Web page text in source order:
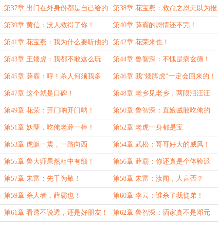
儿！
第37章 出门在外身份都是自己给的 第38章 花宝燕：救命之恩无以为报
第39章 黄信：没人救得了你！ 第40章 薛霸的恩情还不完！
第41章 花宝燕：我为什么要听他的
话？
第42章 花荣来也！
第43章 王矮虎：我都不敢这么玩
儿！
第44章 鲁智深：不愧是病玄德！
第45章 薛霸：哼！杀人何须我多
劳！
第46章 我“矮脚虎”一定会回来的！
第47章 这个就是口碑！ 第48章 老乡见老乡，两眼泪汪汪
第49章 花荣：开门呐开门呐！ 第50章 鲁智深：直娘贼敢吃俺的
马？
第51章 妖孽，吃俺老薛一棒！ 第52章 老虎一身都是宝
第53章 虎躯一震，一路向西 第54章 武松：哥哥好大的威风！
第55章 鲁大师果然粗中有细！ 第56章 薛霸：你还真是个体验派
呀！
第57章 朱富：先干为敬！ 第58章 朱富：汝闻，人言否？
第59章 杀人者，薛霸也！ 第60章 李云：谁杀了我徒弟！
第61章 看透不说透，还是好朋友！ 第62章 鲁智深：洒家真不是邓元